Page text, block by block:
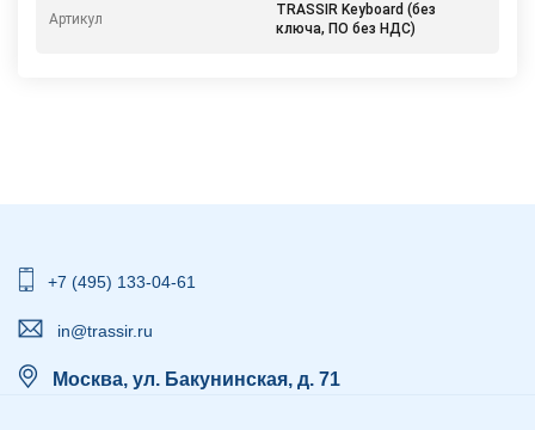
Артикул
TRASSIR Keyboard (без
ключа, ПО без НДС)
+7 (495) 133-04-61
in@trassir.ru
Москва, ул. Бакунинская, д. 71